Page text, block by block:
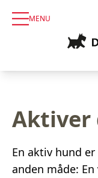
MENU
Aktiver
En aktiv hund
anden måde: